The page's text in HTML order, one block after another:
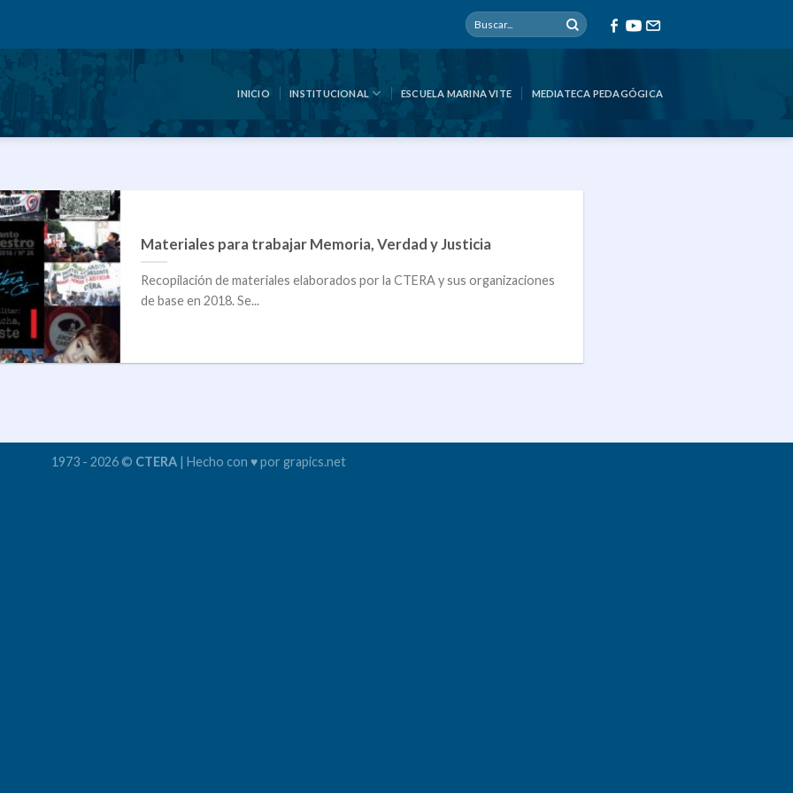
INICIO INSTITUCIONAL ESCUELA MARINA VITE MEDIATECA PEDAGÓGICA
Materiales para trabajar Memoria, Verdad y Justicia
Recopilación de materiales elaborados por la CTERA y sus organizaciones
de base en 2018. Se...
1973 - 2026 © CTERA| Hecho con ♥ por grapics.net